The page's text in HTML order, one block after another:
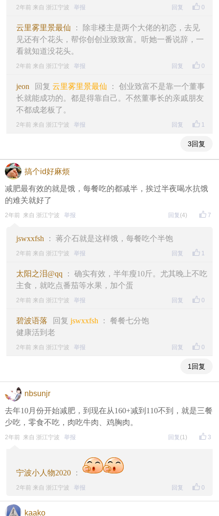
0
2年前 来自 浙江宁波 举报 回复
云里雾里景最仙 ： 除非楼主是两个大佬的初恋，去见
见还有个花头，帮你创创业致致富。听她一番说辞，一
看就知道没花头。
0
2年前 来自 浙江宁波 举报 回复
jeon 回复 云里雾里景最仙 ： 创业致富不是靠一个董事
长就能成功的。都是得靠自己。不然董事长的亲戚朋友
不都成老板了。
1
2年前 来自 浙江宁波 举报 回复
3回复
搞个id好麻烦
减肥最有效的就是饿，每餐吃的都减半，挨过半夜喝水抗饿
的难关就好了
7
2年前 来自 浙江宁波 举报 回复 (4)
jswxxfsh ： 蒋介石就是这样饿，每餐吃个半饱
1
2年前 来自 浙江宁波 举报 回复
太阳之泪@qq ： 确实有效，半年瘦10斤。尤其晚上不吃
主食，就吃点番茄等水果，加个蛋
0
2年前 来自 浙江宁波 举报 回复
碧波语落 回复 jswxxfsh ： 餐餐七分饱
健康活到老
0
2年前 来自 浙江宁波 举报 回复
1回复
nbsunjr
去年10月份开始减肥，到现在从160+减到110不到，就是三餐
少吃，零食不吃，肉吃牛肉、鸡胸肉。
3
2年前 来自 浙江宁波 举报 回复 (1)
宁波小人物2020 ：
0
2年前 来自 浙江宁波 举报 回复
kaako